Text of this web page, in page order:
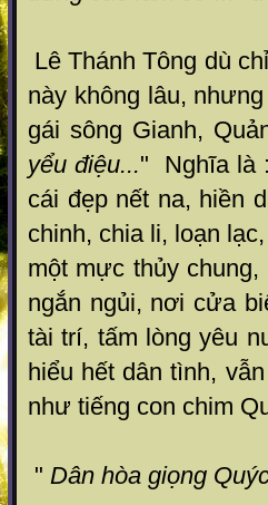
Lê Thánh Tông dù
này không lâu,
gái sông Gianh,
yểu điệu..." Nghĩa là
cái đẹp nết na, hiền
chinh, chia li, loạn
một mực thủy
ngắn ngủi, nơi cửa
tài trí, tấm lòng yêu
hiểu hết dân tình,
như tiếng con chim
" Dân hòa giọng